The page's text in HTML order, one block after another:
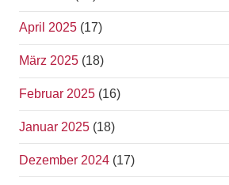
April 2025 (17)
März 2025 (18)
Februar 2025 (16)
Januar 2025 (18)
Dezember 2024 (17)